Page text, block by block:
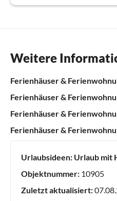
Weitere
Ferienhäuser &
Ferienhäuser &
Ferienhäuser &
Ferienhäuser &
Urlaubsideen: Urlaub mit
Objektnummer: 10905
Zuletzt aktualisiert: